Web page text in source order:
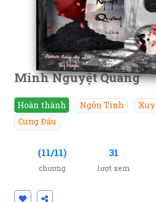
Minh Nguyệt Quang
Hoàn thành Ngôn Tình
Cung Đấu
(11/11)
chương
31
lượt xem